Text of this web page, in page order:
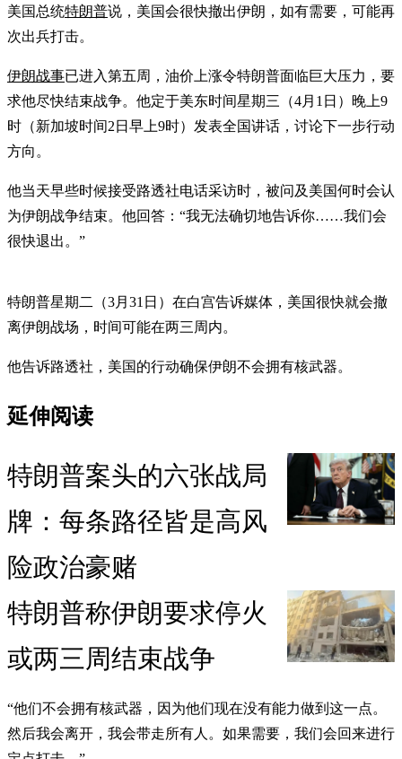
美国总统特朗普说，美国会很快撤出伊朗，如有需要，可能再
次出兵打击。
伊朗战事已进入第五周，油价上涨令特朗普面临巨大压力，要
求他尽快结束战争。他定于美东时间星期三（4月1日）晚上9
时（新加坡时间2日早上9时）发表全国讲话，讨论下一步行动
方向。
他当天早些时候接受路透社电话采访时，被问及美国何时会认
为伊朗战争结束。他回答：“我无法确切地告诉你……我们会
很快退出。”
特朗普星期二（3月31日）在白宫告诉媒体，美国很快就会撤
离伊朗战场，时间可能在两三周内。
他告诉路透社，美国的行动确保伊朗不会拥有核武器。
延伸阅读
特朗普案头的六张战局
牌：每条路径皆是高风
险政治豪赌
特朗普称伊朗要求停火
或两三周结束战争
“他们不会拥有核武器，因为他们现在没有能力做到这一点。
然后我会离开，我会带走所有人。如果需要，我们会回来进行